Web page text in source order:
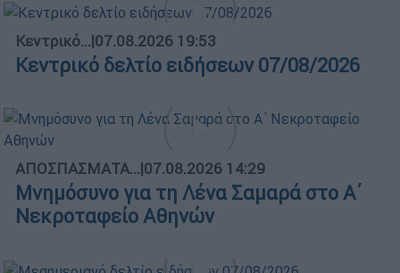
Κεντρικό...|07.08.2026 19:53
Κεντρικό δελτίο ειδήσεων 07/08/2026
ΑΠΟΣΠΑΣΜΑΤΑ...|07.08.2026 14:29
Μνημόσυνο για τη Λένα Σαμαρά στο Α΄
Νεκροταφείο Αθηνών